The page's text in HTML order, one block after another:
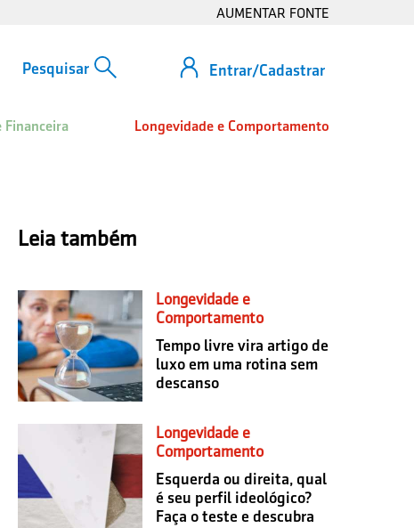
AUMENTAR FONTE
Entrar/Cadastrar
Financeira Longevidade e Comportamento
Leia também
Longevidade e
Comportamento
Tempo livre vira artigo de
luxo em uma rotina sem
descanso
Longevidade e
Comportamento
Esquerda ou direita, qual
é seu perfil ideológico?
Faça o teste e descubra